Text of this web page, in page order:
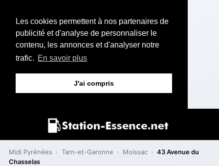
Les cookies permettent à nos partenaires de
publicité et d'analyse de personnaliser le
contenu, les annonces et d'analyser notre
trafic. En savoir plus
J'ai compris
Midi Pyrénées › Tarn-et-Garonne › Moissac › 43 Avenue du
Chasselas